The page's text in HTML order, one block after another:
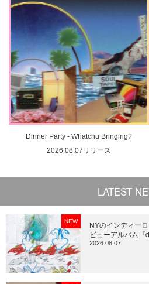
Dinner Party - Whatchu Bringing?
2026.08.07リリース
LATEST
NEW
NYのインディー
ビューアルバム『
2026.08.07